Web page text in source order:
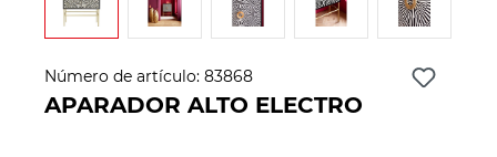
Número de artículo: 83868
APARADOR ALTO ELECTRO